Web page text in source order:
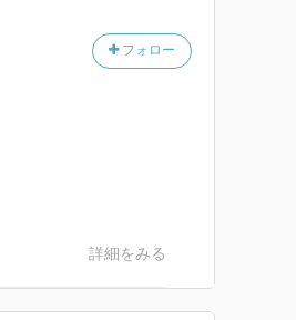
フォロー
詳細をみる